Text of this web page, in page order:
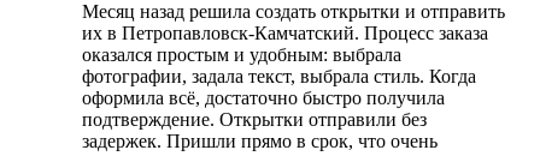
Месяц назад решила создать открытки и отправить
их в Петропавловск-Камчатский. Процесс заказа
оказался простым и удобным: выбрала
фотографии, задала текст, выбрала стиль. Когда
оформила всё, достаточно быстро получила
подтверждение. Открытки отправили без
задержек. Пришли прямо в срок, что очень